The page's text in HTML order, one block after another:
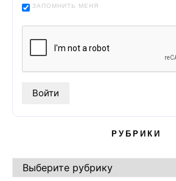
ЗАПОМНИТЬ МЕНЯ
РУБРИКИ